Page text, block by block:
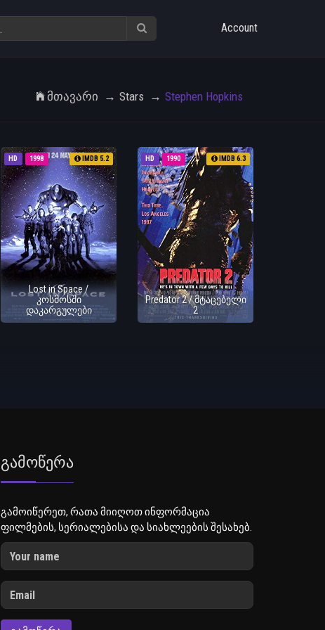
Account
Მთავარი Stars Stephen Hopkins
HD 1998 IMDB 5.2
Lost in Space /
კოსმოსში
დაკარგულები
HD 1990 IMDB 6.3
Predator 2 / მტაცებელი
2
Გამოწერა
გამოიწერეთ, რათა მიიღოთ ინფორმაცია
ფილმების, სერიალებისა და სიახლეების შესახებ.